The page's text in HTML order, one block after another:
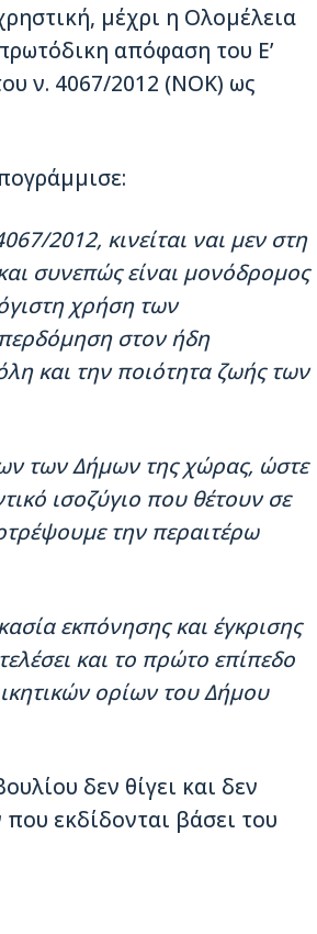
μέχρι η Ολομέλεια
απόφαση του Ε’
ν. 4067/2012 (ΝΟΚ) ως
2012, κινείται ναι μεν στη
συνεπώς είναι μονόδρομος
χρήση των
στον ήδη
και την ποιότητα ζωής των
των Δήμων της χώρας, ώστε
ισοζύγιο που θέτουν σε
την περαιτέρω
εκπόνησης και έγκρισης
και το πρώτο επίπεδο
ορίων του Δήμου
δεν θίγει και δεν
εκδίδονται βάσει του